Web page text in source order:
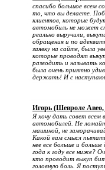
спасибо большое всем
то, что вы делаете.
клиентов, которые
автомобиль не может
реально выручили,
обращения и по
заявку на сайте, была
которые проводят
разводить и называть
была очень приятно
держать! И с
Игорь (Шевроле
Я хочу дать совет всем
автомобилей. Не
машиной, не
Какой вам смысл
нее все больше и
года к году все ниже?
кто проводит выкуп
головную боль. Я